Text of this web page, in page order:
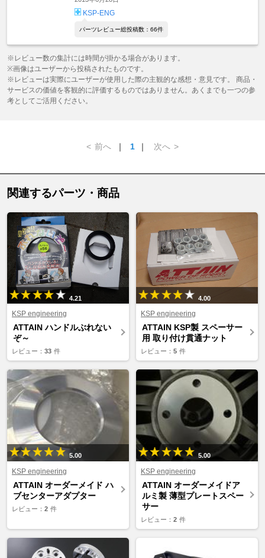
KSP-ENG
パーツレビュー総投稿数：66件
※レビュー数の集計には時間が掛かる場合があります。
※画像はユーザーから投稿されたものです。
※レビューは実際にユーザーが使用した際の主観的な感想・意見です。 商品・
サービスの価値を客観的に評価するものではありません。あくまでも一つの参
考としてご活用ください。
< 前へ ｜ 1 ｜ 次へ >
関連するパーツ・商品
4.21
KSP engineering
ATTAIN ハンドルぶれない
ぞ～
レビュー： 33 件
4.00
KSP engineering
ATTAIN KSP製 スペーサー
用 取り付け貫通ナット
レビュー： 5 件
5.00
KSP engineering
ATTAIN オーダーメイド ハ
ブセンターアダプター
レビュー： 2 件
5.00
KSP engineering
ATTAIN オーダーメイドア
ルミ製 薄型プレートスペー
サー
レビュー： 2 件